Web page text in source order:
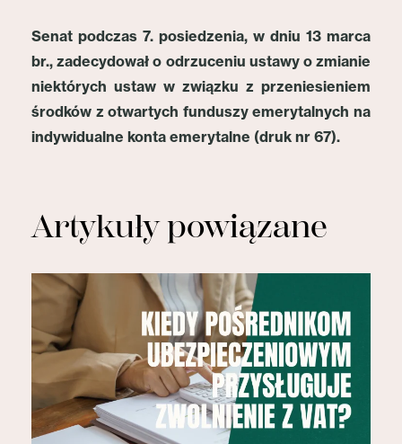
Senat podczas 7. posiedzenia, w dniu 13 marca
br., zadecydował o odrzuceniu ustawy o zmianie
niektórych ustaw w związku z przeniesieniem
środków z otwartych funduszy emerytalnych na
indywidualne konta emerytalne (druk nr 67).
Artykuły powiązane